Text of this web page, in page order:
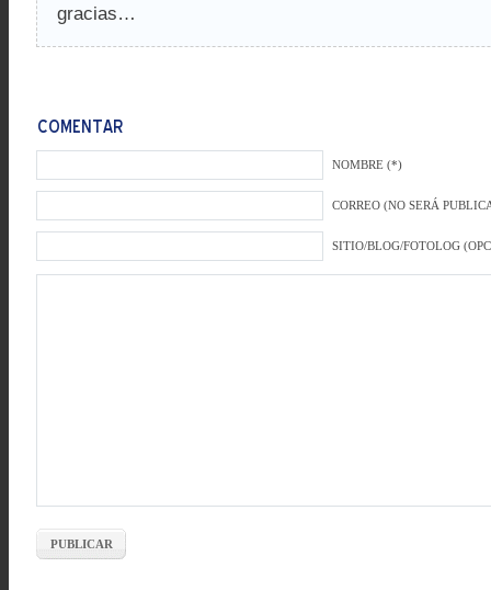
gracias…
NOMBRE (*)
CORREO (NO SERÁ
SITIO/BLOG/FOTOLOG